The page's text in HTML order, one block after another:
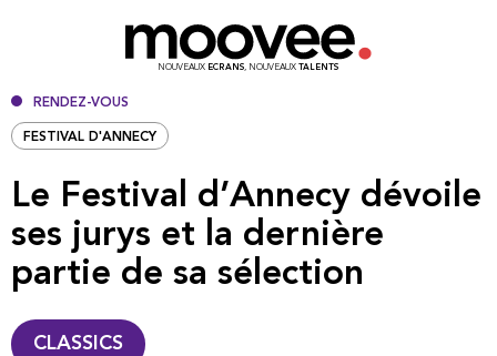
NOUVEAUX ECRANS, NOUVEAUX TALENTS
RENDEZ-VOUS
FESTIVAL D'ANNECY
Le Festival d’Annecy dévoile
ses jurys et la dernière
partie de sa sélection
CLASSICS